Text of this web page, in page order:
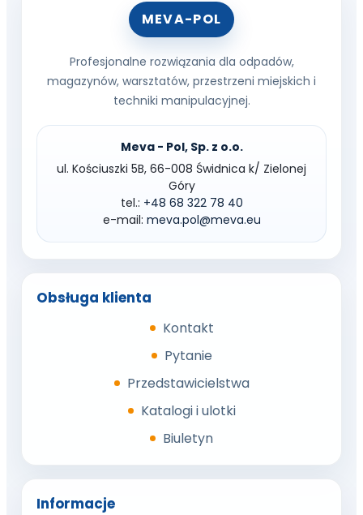
MEVA-POL
Profesjonalne rozwiązania dla odpadów,
magazynów, warsztatów, przestrzeni miejskich i
techniki manipulacyjnej.
Meva - Pol, Sp. z o.o.
ul. Kościuszki 5B, 66-008 Świdnica k/ Zielonej
Góry
tel.: +48 68 322 78 40
e-mail: meva.pol@meva.eu
Obsługa klienta
Kontakt
Pytanie
Przedstawicielstwa
Katalogi i ulotki
Biuletyn
Informacje